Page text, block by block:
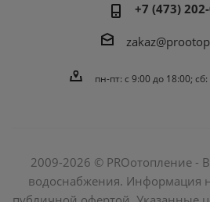
+7 (473)
пн-пт: c 9:00 до 18:00;
2009-2026 © PROотопление -
водоснабжения. Информация